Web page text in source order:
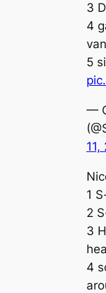
3
4
5
—
11,
1
2
3
4